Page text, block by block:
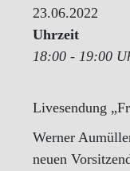
23.06.2022
Uhrzeit
18:00 - 19:00
Livesendung
Werner
neuen